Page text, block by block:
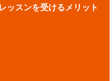
ッスンを受けるメリット